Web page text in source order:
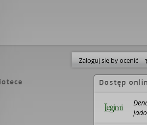
konsekwencji – własnym gatunkiem.Trup na plaży
historia Magdy, która ewidentnie ma ciągoty w
choć nie stroni też od poważniejszych tematów.
Denacie wieczorową porą, opowieści Marii, mamy
pokoju, trochę mojego umiłowania do Agathy
to seria i nie seria zarazem.
powieści osobno. Możesz włączyć się do historii
Zaloguj się by ocenić
Dostęp